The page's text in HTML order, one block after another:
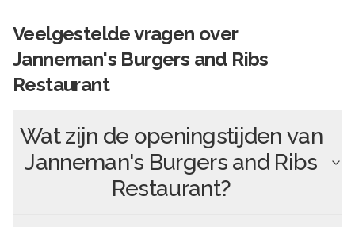
Veelgestelde vragen over
Janneman's Burgers and Ribs
Restaurant
Wat zijn de openingstijden van
Janneman's Burgers and Ribs
Restaurant?